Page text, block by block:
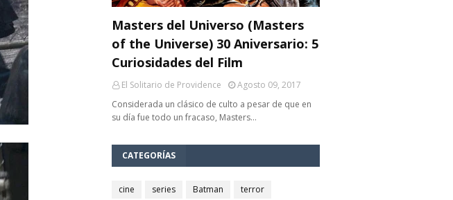
Masters del Universo (Masters
of the Universe) 30 Aniversario: 5
Curiosidades del Film
El Solitario de Providence
Agosto 09, 2017
Considerada un clásico de culto a pesar de que en
su día fue todo un fracaso, Masters…
CATEGORÍAS
cine series Batman
terror